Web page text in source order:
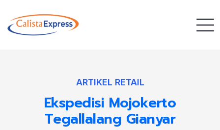
ARTIKEL RETAIL
Ekspedisi Mojokerto
Tegallalang Gianyar